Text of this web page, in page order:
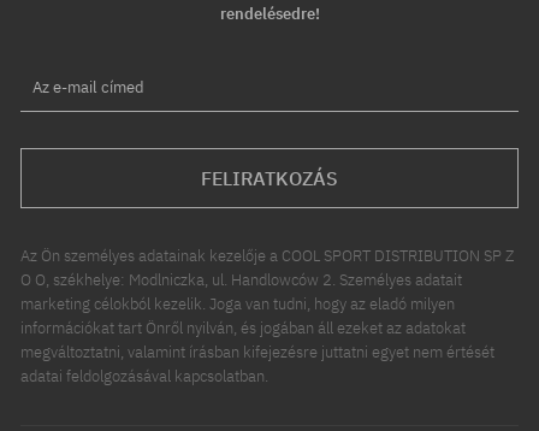
rendelésedre!
Az e-mail címed
FELIRATKOZÁS
Az Ön személyes adatainak kezelője a COOL SPORT DISTRIBUTION SP Z
O O, székhelye: Modlniczka, ul. Handlowców 2. Személyes adatait
marketing célokból kezelik. Joga van tudni, hogy az eladó milyen
információkat tart Önről nyilván, és jogában áll ezeket az adatokat
megváltoztatni, valamint írásban kifejezésre juttatni egyet nem értését
adatai feldolgozásával kapcsolatban.